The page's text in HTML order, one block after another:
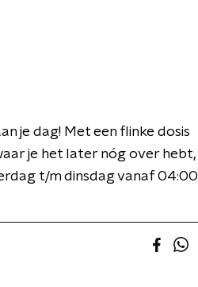
je dag! Met een flinke dosis
je het later nóg over hebt,
t/m dinsdag vanaf 04:00